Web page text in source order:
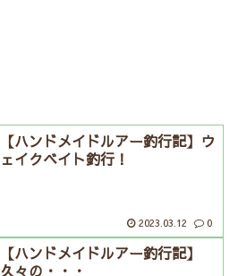
【ハンドメイドルアー釣行記】ウ
ェイクベイト釣行！
2023.03.12 0
【ハンドメイドルアー釣行記】
久々の・・・